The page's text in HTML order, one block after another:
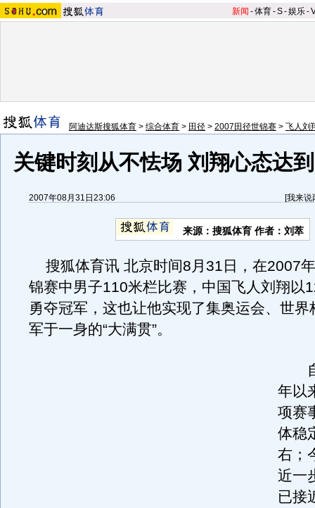
新闻 -体育-S-娱乐-
阿迪达斯搜狐体育 > 综合体育 > 田径 > 2007田径世锦赛 > 飞人刘
关键时刻从不怯场 刘翔心态达
2007年08月31日23:06 [我来说
来源：搜狐体育 作者：刘萃
搜狐体育讯 北京时间8月31日，在2007
锦赛中男子110米栏比赛，中国飞人刘翔以
勇夺冠军，这也让他实现了集奥运会、世界
军于一身的“大满贯”。
自
年以
项赛
体稳
右；
近一
已接